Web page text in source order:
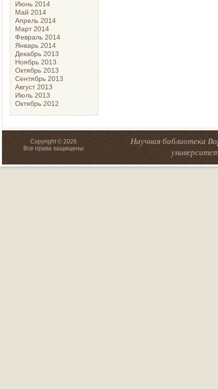
Июнь 2014
Май 2014
Апрель 2014
Март 2014
Февраль 2014
Январь 2014
Декабрь 2013
Ноябрь 2013
Октябрь 2013
Сентябрь 2013
Август 2013
Июль 2013
Октябрь 2012
Copyright © 2026
Все права защищены
Научная библиотека